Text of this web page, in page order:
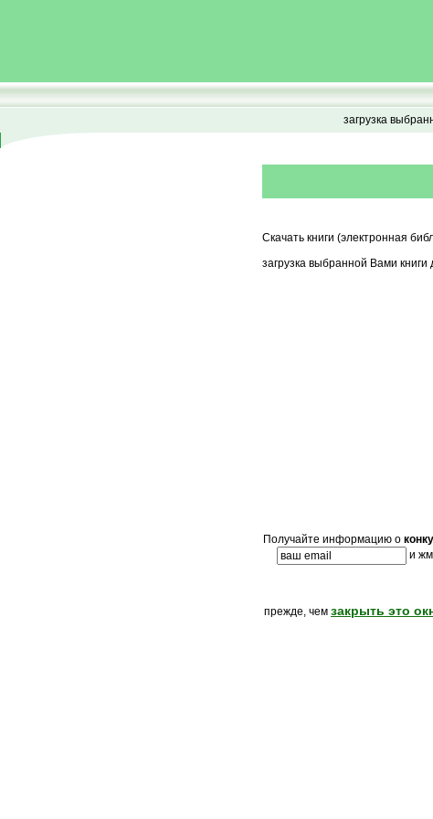
загрузка
Скачать книги (электронная
загрузка выбранной Вами
Получайте информацию о
и
прежде, чем закрыть это